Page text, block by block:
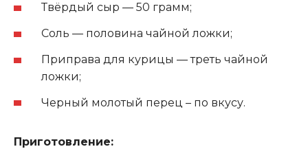
Твёрдый сыр — 50 грамм;
Соль — половина чайной ложки;
Приправа для курицы — треть чайной
ложки;
Черный молотый перец – по вкусу.
Приготовление: